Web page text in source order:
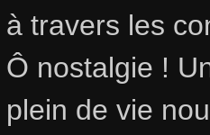
à travers les
Ô nostalgie !
plein de vie